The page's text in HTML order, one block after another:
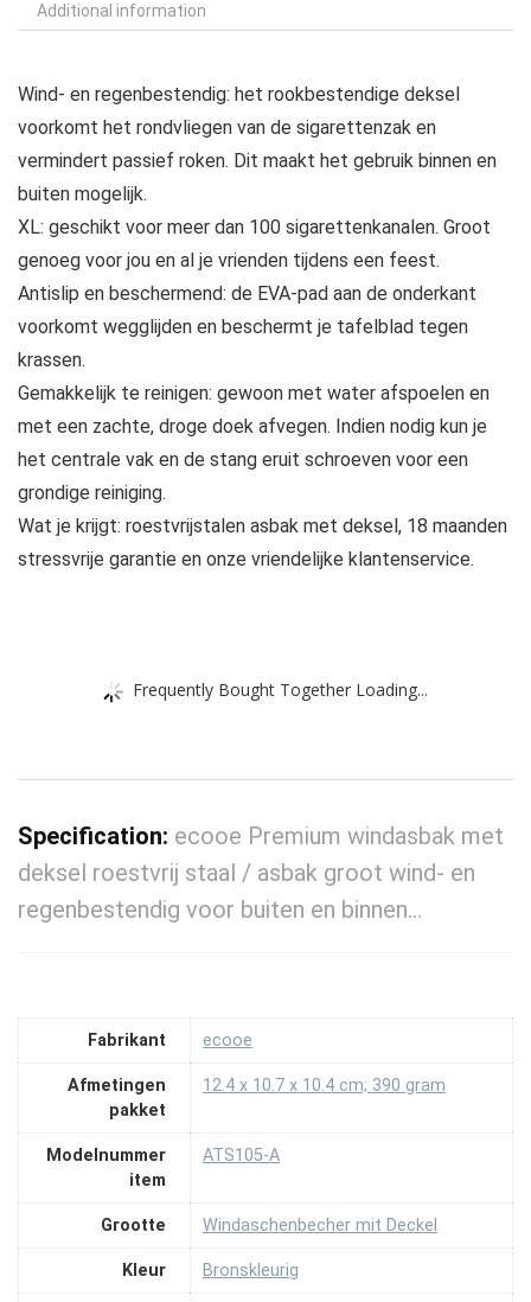
Additional information
Wind- en regenbestendig: het rookbestendige deksel
voorkomt het rondvliegen van de sigarettenzak en
vermindert passief roken. Dit maakt het gebruik binnen en
buiten mogelijk.
XL: geschikt voor meer dan 100 sigarettenkanalen. Groot
genoeg voor jou en al je vrienden tijdens een feest.
Antislip en beschermend: de EVA-pad aan de onderkant
voorkomt wegglijden en beschermt je tafelblad tegen
krassen.
Gemakkelijk te reinigen: gewoon met water afspoelen en
met een zachte, droge doek afvegen. Indien nodig kun je
het centrale vak en de stang eruit schroeven voor een
grondige reiniging.
Wat je krijgt: roestvrijstalen asbak met deksel, 18 maanden
stressvrije garantie en onze vriendelijke klantenservice.
Frequently Bought Together Loading...
Specification: ecooe Premium windasbak met
deksel roestvrij staal / asbak groot wind- en
regenbestendig voor buiten en binnen…
Fabrikant ‎ecooe
Afmetingen
pakket
‎12.4 x 10.7 x 10.4 cm; 390 gram
Modelnummer
item
‎ATS105-A
Grootte ‎Windaschenbecher mit Deckel
Kleur ‎Bronskleurig